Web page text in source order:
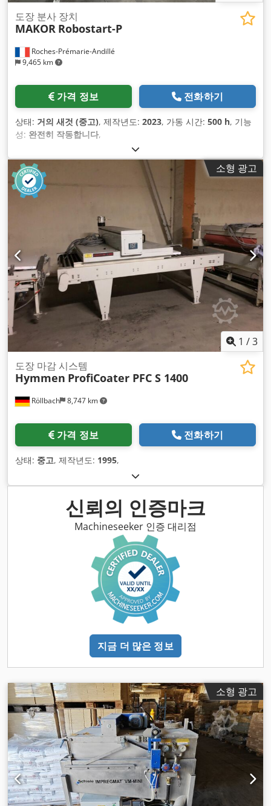
Roches-Prémarie-Andillé
9,465 km
도장 분사 장치
MAKOR Robostart-P
가격 정보 전화하기
상태: 거의 새것 (중고), 제작년도: 2023, 가동 시간: 500 h, 기능
성: 완전히 작동합니다,
소형 광고
1 /3
Röllbach 8,747 km
도장 마감 시스템
Hymmen ProfiCoater PFC S 1400
가격 정보 전화하기
상태: 중고, 제작년도: 1995,
신뢰의 인증마크
Machineseeker 인증 대리점
지금 더 많은 정보
소형 광고